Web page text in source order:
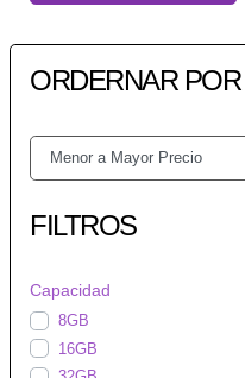
ORDERNAR POR
FILTROS
Capacidad
8GB
16GB